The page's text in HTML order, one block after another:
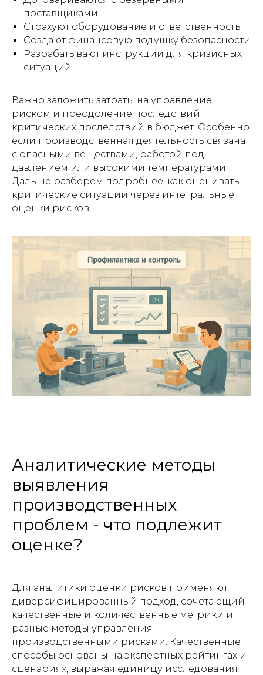
поставщиками
Страхуют оборудование и ответственность
Создают финансовую подушку безопасности
Разрабатывают инструкции для кризисных
ситуаций
Важно заложить затраты на управление
риском и преодоление последствий
критических последствий в бюджет. Особенно
если производственная деятельность связана
с опасными веществами, работой под
давлением или высокими температурами.
Дальше разберем подробнее, как оценивать
критические ситуации через интегральные
оценки рисков.
Аналитические методы
выявления
производственных
проблем - что подлежит
оценке?
Для аналитики оценки рисков применяют
диверсифицированный подход, сочетающий
качественные и количественные метрики и
разные методы управления
производственными рисками. Качественные
способы основаны на экспертных рейтингах и
сценариях, выражая единицу исследования